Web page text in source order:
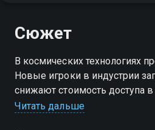
Сюжет
В космических технологиях
Новые игроки в индустрии
снижают стоимость доступа
понимание Вселенной растёт
Читать дальше